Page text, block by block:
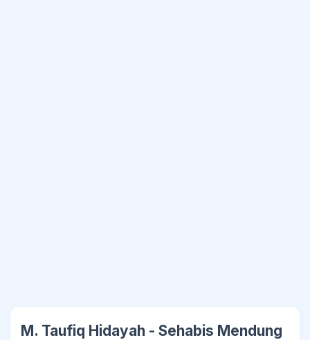
M. Taufiq Hidayah - Sehabis Mendung